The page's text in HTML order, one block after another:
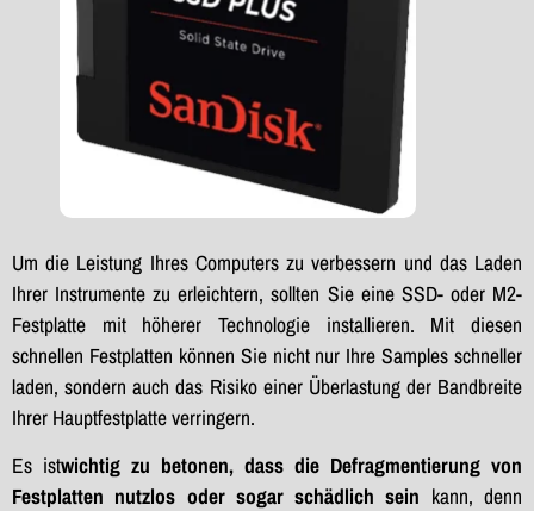
Um die Leistung Ihres Computers zu verbessern und das Laden
Ihrer Instrumente zu erleichtern, sollten Sie eine SSD- oder M2-
Festplatte mit höherer Technologie installieren. Mit diesen
schnellen Festplatten können Sie nicht nur Ihre Samples schneller
laden, sondern auch das Risiko einer Überlastung der Bandbreite
Ihrer Hauptfestplatte verringern.
Es istwichtig zu betonen, dass die Defragmentierung von
Festplatten nutzlos oder sogar schädlich sein kann, denn